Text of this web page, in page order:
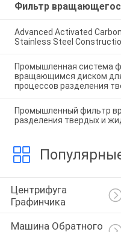
Фильтр
Advanced Activated
Stainless Steel
Промышленная система
вращающимся диском
процессов разделения
Промышленный фильтр
разделения твердых и
Центрифуга
Графинчика
Машина Обратного